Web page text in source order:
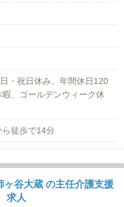
・祝日休み、年間休日120
、ゴールデンウィーク休
徒歩で14分
谷大蔵 の主任介護支援
求人